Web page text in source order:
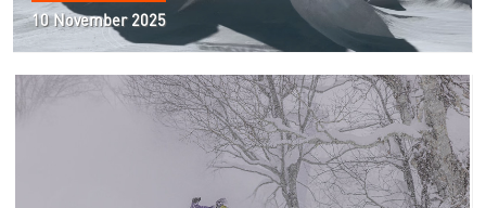
10 November 2025